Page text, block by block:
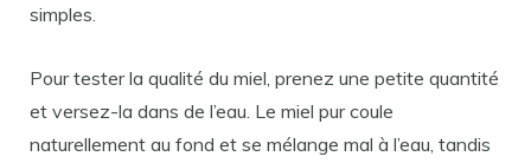
simples.
Pour tester la qualité du miel, prenez une petite quantité
et versez-la dans de l’eau. Le miel pur coule
naturellement au fond et se mélange mal à l’eau, tandis